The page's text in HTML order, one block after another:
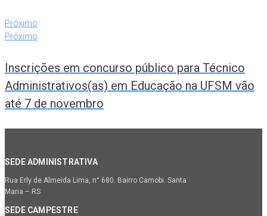
Próximo
Próximo
Inscrições em concurso público para Técnico
Administrativos(as) em Educação na UFSM vão
até 7 de novembro
SEDE ADMINISTRATIVA
Rua Erly de Almeida Lima, n° 680. Bairro Camobi. Santa
Maria – RS
SEDE CAMPESTRE